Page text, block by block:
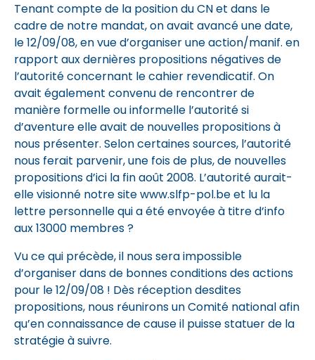
Tenant compte de la position du CN et dans le
cadre de notre mandat, on avait avancé une date,
le 12/09/08, en vue d’organiser une action/manif. en
rapport aux dernières propositions négatives de
l’autorité concernant le cahier revendicatif. On
avait également convenu de rencontrer de
manière formelle ou informelle l’autorité si
d’aventure elle avait de nouvelles propositions à
nous présenter. Selon certaines sources, l’autorité
nous ferait parvenir, une fois de plus, de nouvelles
propositions d’ici la fin août 2008. L’autorité aurait-
elle visionné notre site www.slfp-pol.be et lu la
lettre personnelle qui a été envoyée à titre d’info
aux 13000 membres ?
Vu ce qui précède, il nous sera impossible
d’organiser dans de bonnes conditions des actions
pour le 12/09/08 ! Dès réception desdites
propositions, nous réunirons un Comité national afin
qu’en connaissance de cause il puisse statuer de la
stratégie à suivre.